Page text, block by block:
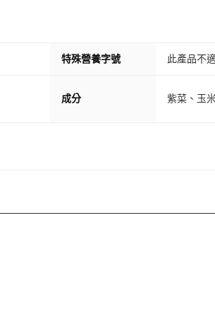
特殊營養字號 此產品不
成分 紫菜、玉